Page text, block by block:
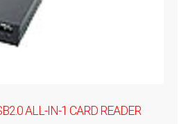
ALL-IN-1 CARD READER